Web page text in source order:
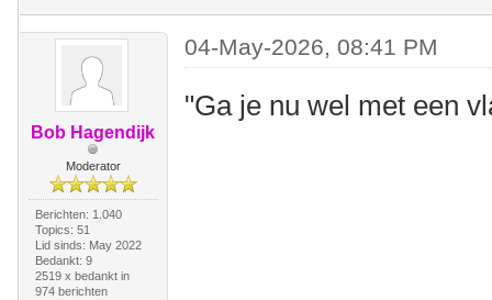
Bob Hagendijk
Moderator
Berichten: 1.040
Topics: 51
Lid sinds: May 2022
Bedankt: 9
2519 x bedankt in
974 berichten
04-May-2026, 08:41 PM
"Ga je nu wel met een